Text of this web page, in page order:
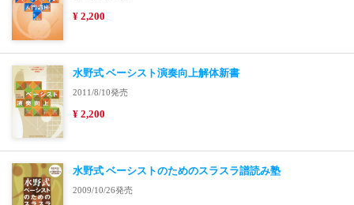
¥ 2,200
水野式 ベーシスト演奏向上解体新書
2011/8/10発売
¥ 2,200
水野式 ベーシストのためのスラスラ譜読み塾
2009/10/26発売